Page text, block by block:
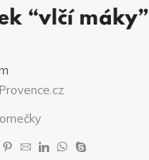
“vlčí máky”